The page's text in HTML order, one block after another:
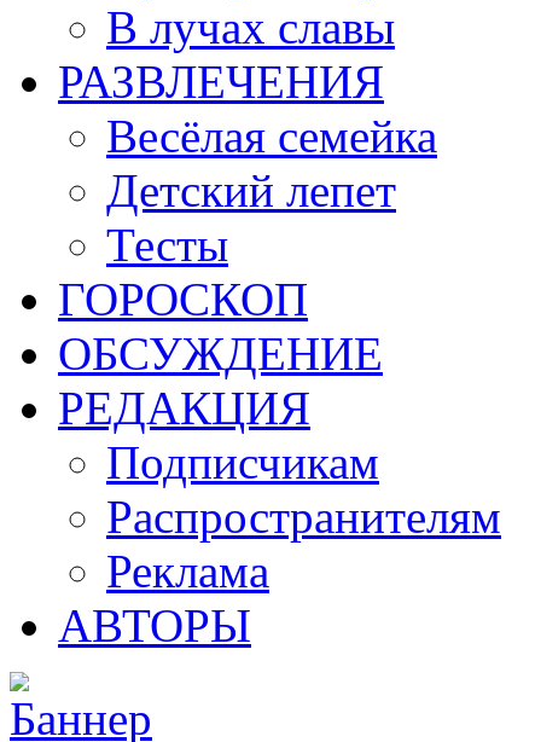
В лучах славы
РАЗВЛЕЧЕНИЯ
Весёлая семейка
Детский лепет
Тесты
ГОРОСКОП
ОБСУЖДЕНИЕ
РЕДАКЦИЯ
Подписчикам
Распространителям
Реклама
АВТОРЫ